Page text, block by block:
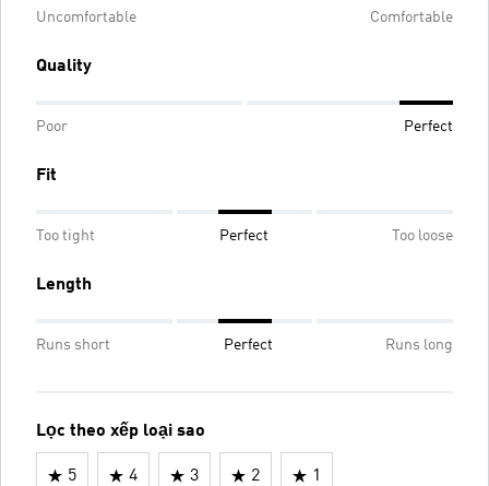
Uncomfortable Comfortable
Quality
Poor Perfect
Fit
Too tight Perfect Too loose
Length
Runs short Perfect Runs long
Lọc theo xếp loại sao
5 4 3 2 1